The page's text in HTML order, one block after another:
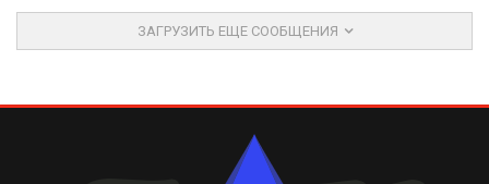
ЗАГРУЗИТЬ ЕЩЕ СООБЩЕНИЯ